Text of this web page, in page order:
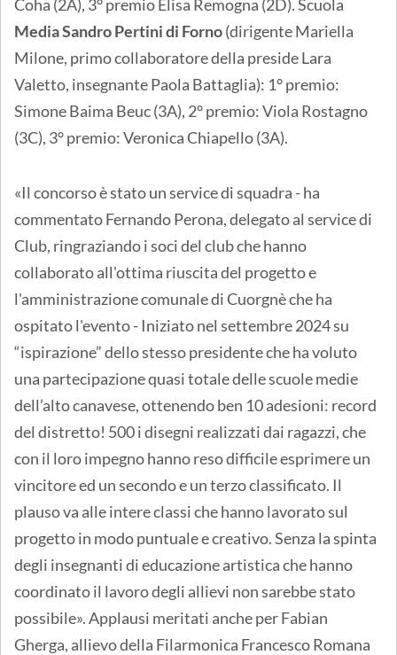
Coha (2A), 3° premio Elisa Remogna (2D). Scuola
Media Sandro Pertini di Forno(dirigente Mariella
Milone, primo collaboratore della preside Lara
Valetto, insegnante Paola Battaglia): 1° premio:
Simone Baima Beuc (3A), 2° premio: Viola Rostagno
(3C), 3° premio: Veronica Chiapello (3A).
«Il concorso è stato un service di squadra - ha
commentato Fernando Perona, delegato al service di
Club, ringraziando i soci del club che hanno
collaborato all'ottima riuscita del progetto e
l'amministrazione comunale di Cuorgnè che ha
ospitato l'evento - Iniziato nel settembre 2024 su
“ispirazione” dello stesso presidente che ha voluto
una partecipazione quasi totale delle scuole medie
dell’alto canavese, ottenendo ben 10 adesioni: record
del distretto! 500 i disegni realizzati dai ragazzi, che
con il loro impegno hanno reso difficile esprimere un
vincitore ed un secondo e un terzo classificato. Il
plauso va alle intere classi che hanno lavorato sul
progetto in modo puntuale e creativo. Senza la spinta
degli insegnanti di educazione artistica che hanno
coordinato il lavoro degli allievi non sarebbe stato
possibile». Applausi meritati anche per Fabian
Gherga, allievo della Filarmonica Francesco Romana